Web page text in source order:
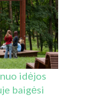
nuo idėjos
baigėsi